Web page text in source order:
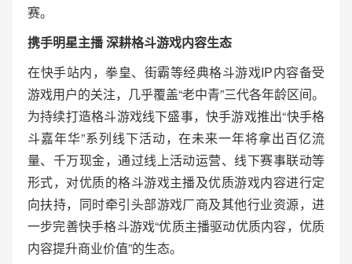
赛。
携手明星主播 深耕格斗游戏内容生态
在快手站内，拳皇、街霸等经典格斗游戏IP内容备受
游戏用户的关注，几乎覆盖“老中青”三代各年龄区间。
为持续打造格斗游戏线下盛事，快手游戏推出“快手格
斗嘉年华”系列线下活动，在未来一年将拿出百亿流
量、千万现金，通过线上活动运营、线下赛事联动等
形式，对优质的格斗游戏主播及优质游戏内容进行定
向扶持，同时牵引头部游戏厂商及其他行业资源，进
一步完善快手格斗游戏“优质主播驱动优质内容，优质
内容提升商业价值”的生态。